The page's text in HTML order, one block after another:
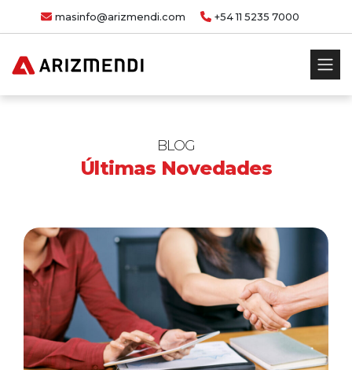
masinfo@arizmendi.com +54 11 5235 7000
BLOG
Últimas Novedades